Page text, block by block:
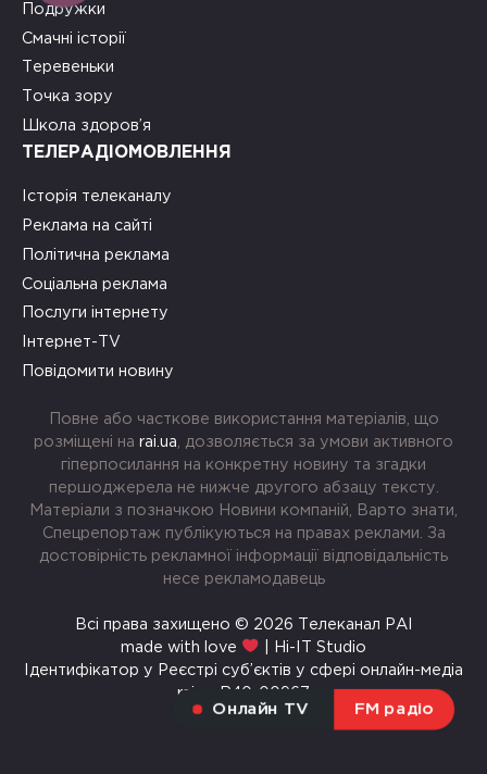
Онлайн TV FM радіо
Подружки
Смачні історії
Теревеньки
Точка зору
Школа здоров’я
ТЕЛЕРАДІОМОВЛЕННЯ
Історія телеканалу
Реклама на сайті
Політична реклама
Соціальна реклама
Послуги інтернету
Інтернет-TV
Повідомити новину
Повне або часткове використання матеріалів, що
розміщені на rai.ua , дозволяється за умови активного
гіперпосилання на конкретну новину та згадки
першоджерела не нижче другого абзацу тексту.
Матеріали з позначкою Новини компаній, Варто знати,
Спецрепортаж публікуються на правах реклами. За
достовірність рекламної інформації відповідальність
несе рекламодавець
Всі права захищено © 2026 Телеканал РАІ
made with love
| Hi-IT Studio
Ідентифікатор у Реєстрі суб’єктів у сфері онлайн-медіа
rai.ua R40-00967